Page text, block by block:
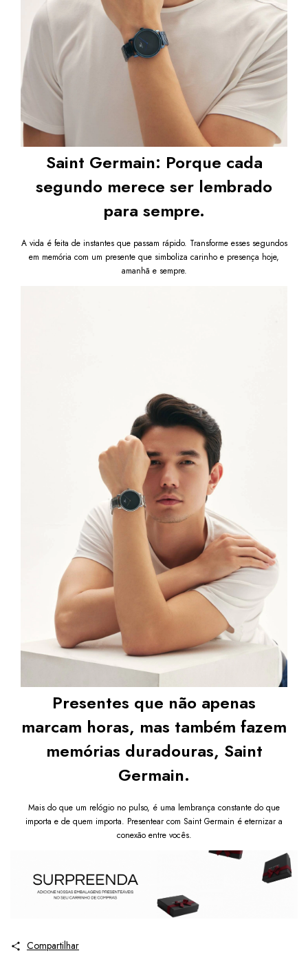
Saint Germain: Porque cada
segundo merece ser lembrado
para sempre.
A vida é feita de instantes que passam rápido. Transforme esses segundos
em memória com um presente que simboliza carinho e presença hoje,
amanhã e sempre.
Presentes que não apenas
marcam horas, mas também fazem
memórias duradouras, Saint
Germain.
Mais do que um relógio no pulso, é uma lembrança constante do que
importa e de quem importa. Presentear com Saint Germain é eternizar a
conexão entre vocês.
Compartilhar